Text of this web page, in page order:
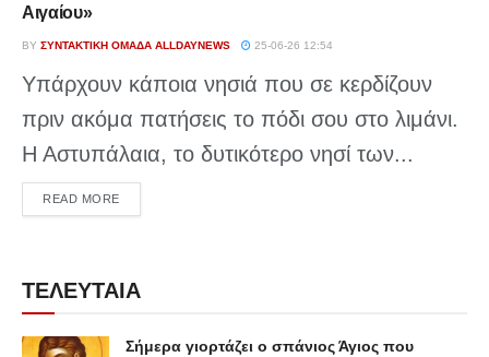
Αιγαίου»
BY ΣΥΝΤΑΚΤΙΚΉ ΟΜΆΔΑ ALLDAYNEWS 25-06-26 12:54
Υπάρχουν κάποια νησιά που σε κερδίζουν
πριν ακόμα πατήσεις το πόδι σου στο λιμάνι.
Η Αστυπάλαια, το δυτικότερο νησί των...
READ MOREDETAILS
ΤΕΛΕΥΤΑΙΑ
Σήμερα γιορτάζει ο σπάνιος Άγιος που